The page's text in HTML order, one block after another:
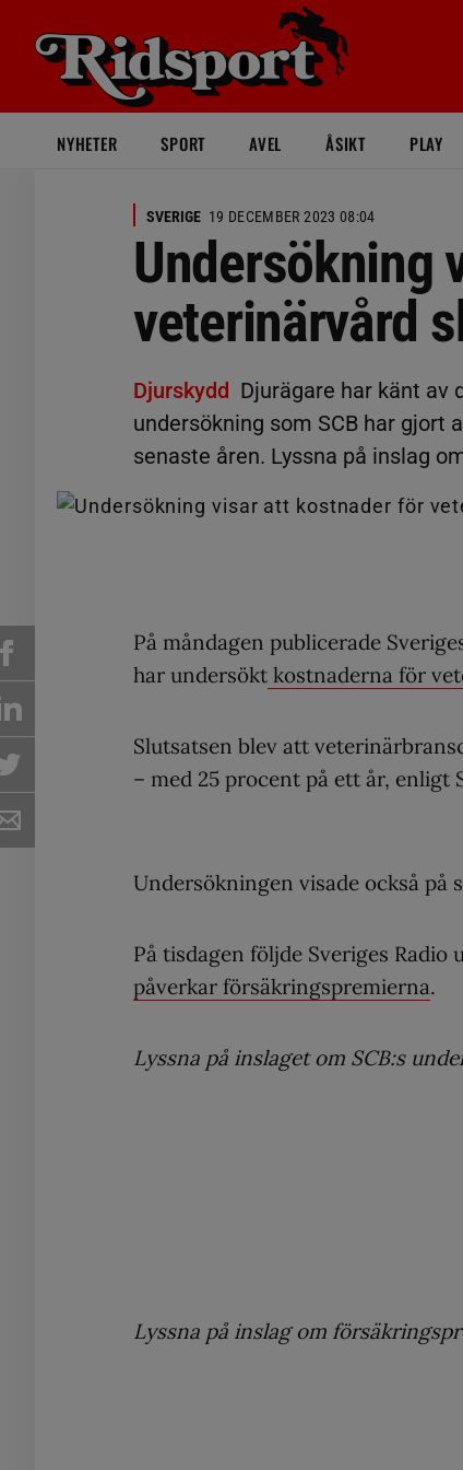
NYHETER SPORT AVEL ÅSIKT PLAY
SVERIGE 19 DECEMBER 2023 08:04
Undersökning
veterinärvård
Djurskydd Djurägare har känt av
undersökning som SCB har
senaste åren. Lyssna på inslag
På måndagen publicerade
har undersökt kostnaderna för
Slutsatsen blev att
– med 25 procent på ett år, enligt
Undersökningen visade också
På tisdagen följde Sveriges
påverkar försäkringspremierna.
Lyssna på inslaget om SCB:s
Lyssna på inslag om